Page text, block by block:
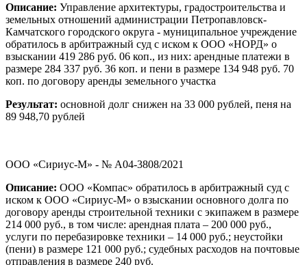
Описание: Управление архитектуры, градостроительства и
земельных отношений администрации Петропавловск-
Камчатского городского округа - муниципальное учреждение
обратилось в арбитражный суд с иском к ООО «НОРД» о
взыскании 419 286 руб. 06 коп., из них: арендные платежи в
размере 284 337 руб. 36 коп. и пени в размере 134 948 руб. 70
коп. по договору аренды земельного участка
Результат: основной долг снижен на 33 000 рублей, пеня на
89 948,70 рублей
ООО «Сириус-М» - № А04-3808/2021
Описание: ООО «Компас» обратилось в арбитражный суд с
иском к ООО «Сириус-М» о взыскании основного долга по
договору аренды строительной техники с экипажем в размере
214 000 руб., в том числе: арендная плата – 200 000 руб.,
услуги по перебазировке техники – 14 000 руб.; неустойки
(пени) в размере 121 000 руб.; судебных расходов на почтовые
отправления в размере 240 руб.